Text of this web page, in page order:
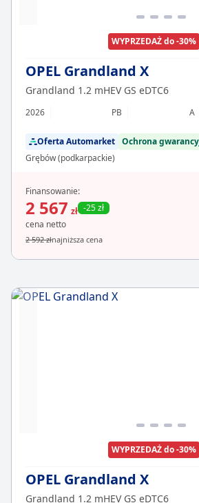
WYPRZEDAŻ do -30%
OPEL Grandland X
Grandland 1.2 mHEV GS eDTC6
2026 PB A
Oferta Automarket Ochrona
Grębów (podkarpackie)
Finansowanie:
2 567 zł -25 zł
cena netto
2 592 złnajniższa cena
WYPRZEDAŻ do -30%
OPEL Grandland X
Grandland 1.2 mHEV GS eDTC6